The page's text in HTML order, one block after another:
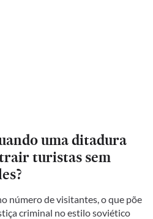
uma ditadura
turistas sem
número de visitantes, o que põe
criminal no estilo soviético